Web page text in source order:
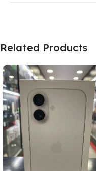
Related Products